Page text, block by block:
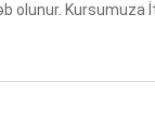
olunur. Kursumuza